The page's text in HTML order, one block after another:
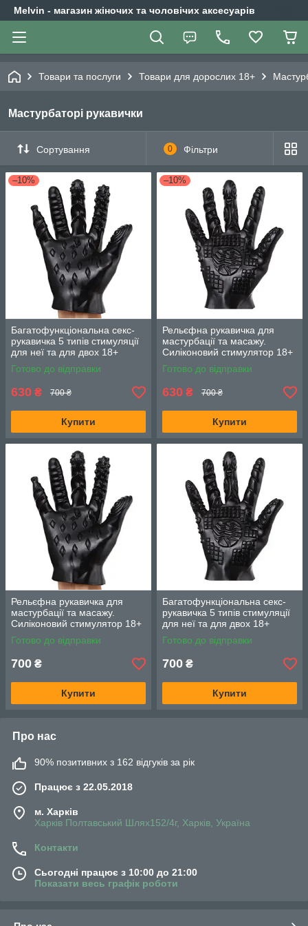
Melvin - магазин жіночих та чоловічих аксесуарів
Товари та послуги Товари для дорослих 18+
Мастурбаторі рукавички
Сортування 0 Фільтри
–10%
Багатофункціональна секс-
рукавичка 5 типів стимуляції
для неї та для двох 18+
Готово до відправки
630 ₴ 700 ₴
Купити
–10%
Рельєфна рукавичка для
мастурбації та масажу.
Силіконовий стимулятор 18+
Готово до відправки
630 ₴ 700 ₴
Купити
Рельєфна рукавичка для
мастурбації та масажу.
Силіконовий стимулятор 18+
Чорний
Готово до відправки
700 ₴
Купити
Багатофункціональна секс-
рукавичка 5 типів стимуляції
для неї та для двох 18+
Чорний
Готово до відправки
700 ₴
Купити
Про нас
90% позитивних з 162 відгуків за рік
Працює з 22.05.2018
м. Харків
Харків Полтавський Шлях152/4г, Харків, Україна
Контакти
Сьогодні працює з 10:00 до 21:00
Показати весь графік роботи